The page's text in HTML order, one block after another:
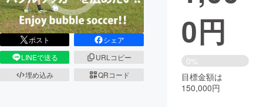
ビジネス・起業 チャレンジ
まちづくり・地域活性化
CAMPFIRE Creation
ポスト
シェア
LINEで送る
URLコピー
埋め込み
QRコード
0円
0%
目標金額は
150,000円